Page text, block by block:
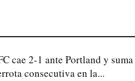
cae 2-1 ante Portland y suma
consecutiva en la...